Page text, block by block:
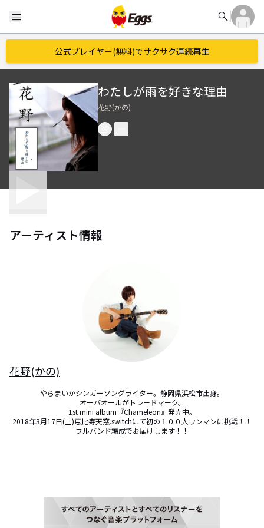
menu search
公式プレイヤー(無料)でサクサク連続再生
わたしが雨を好きな理由
花野(かの)
アーティスト情報
花野(かの)
やらまいかシンガーソングライター。静岡県浜松市出身。
オーバオールがトレードマーク。
1st mini album『Chameleon』発売中。
2018年3月17日(土)恵比寿天窓.switchにて初の１００人ワンマンに挑戦！！
フルバンド編成でお届けします！！